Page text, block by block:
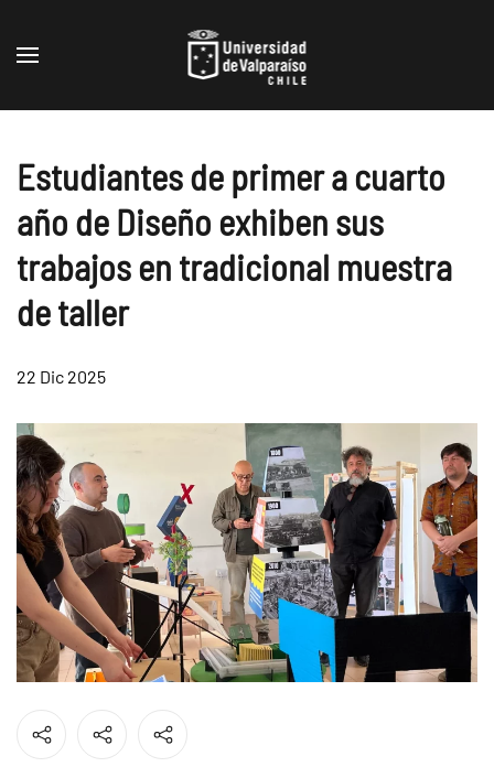
Skip to main content
Estudiantes de primer a cuarto
año de Diseño exhiben sus
trabajos en tradicional muestra
de taller
22 Dic 2025